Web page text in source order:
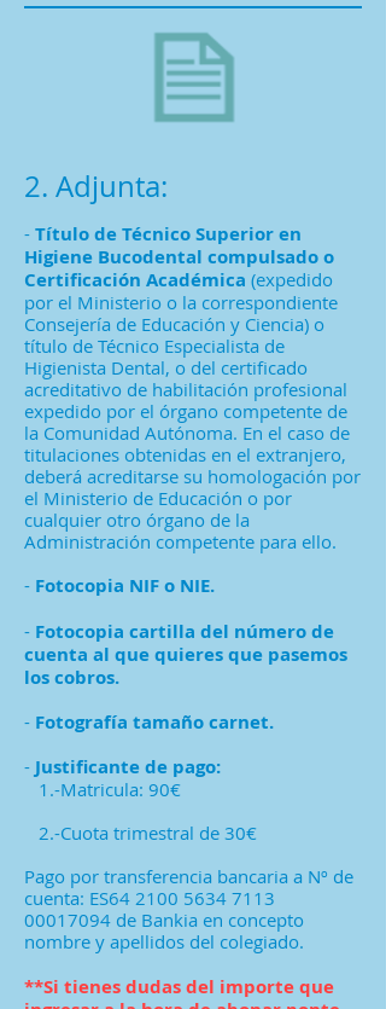
2. Adjunta:
- Título de Técnico Superior en
Higiene Bucodental compulsado o
Certificación Académica (expedido
por el Ministerio o la correspondiente
Consejería de Educación y Ciencia) o
título de Técnico Especialista de
Higienista Dental, o del certificado
acreditativo de habilitación profesional
expedido por el órgano competente de
la Comunidad Autónoma. En el caso de
titulaciones obtenidas en el extranjero,
deberá acreditarse su homologación por
el Ministerio de Educación o por
cualquier otro órgano de la
Administración competente para ello.
- Fotocopia NIF o NIE.
- Fotocopia cartilla del número de
cuenta al que quieres que pasemos
los cobros.
- Fotografía tamaño carnet.
- Justificante de pago:
1.-Matricula: 90€
2.-Cuota trimestral de 30€
Pago por transferencia bancaria a Nº de
cuenta: ES64 2100 5634 7113
00017094 de Bankia en concepto
nombre y apellidos del colegiado.
**Si tienes dudas del importe que